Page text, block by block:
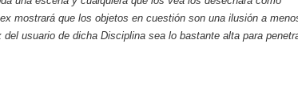
mostrará que los objetos en cuestión son una ilusión a
usuario de dicha Disciplina sea lo bastante alta para